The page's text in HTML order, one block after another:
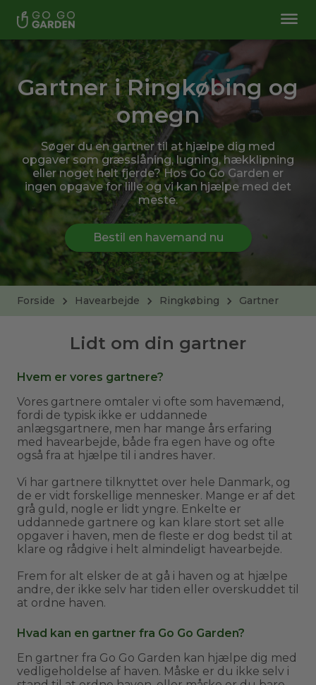
Gartner i Ringkøbing og
omegn
Søger du en gartner til at hjælpe dig med
opgaver som græsslåning, lugning, hækklipning
eller noget helt fjerde? Hos Go Go Garden er
ingen opgave for lille og vi kan hjælpe med det
meste.
Bestil en havemand nu
Forside Havearbejde Ringkøbing Gartner
Lidt om din gartner
Hvem er vores gartnere?
Vores gartnere omtaler vi ofte som havemænd,
fordi de typisk ikke er uddannede
anlægsgartnere, men har mange års erfaring
med havearbejde, både fra egen have og ofte
også fra at hjælpe til i andres haver.
Vi har gartnere tilknyttet over hele Danmark, og
de er vidt forskellige mennesker. Mange er af det
grå guld, nogle er lidt yngre. Enkelte er
uddannede gartnere og kan klare stort set alle
opgaver i haven, men de fleste er dog bedst til at
klare og rådgive i helt almindeligt havearbejde.
Frem for alt elsker de at gå i haven og at hjælpe
andre, der ikke selv har tiden eller overskuddet til
at ordne haven.
Hvad kan en gartner fra Go Go Garden?
En gartner fra Go Go Garden kan hjælpe dig med
vedligeholdelse af haven. Måske er du ikke selv i